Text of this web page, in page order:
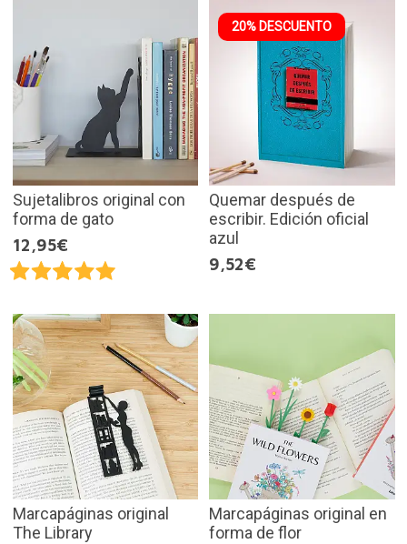
Sujetalibros original con
forma de gato
12,95€
20% DESCUENTO
Quemar después de
escribir. Edición oficial
azul
9,52€
Marcapáginas original
The Library
Marcapáginas original en
forma de flor